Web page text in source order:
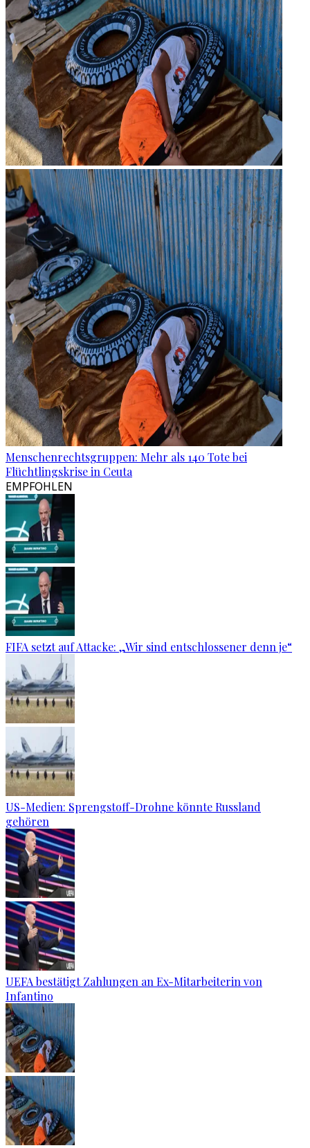
Menschenrechtsgruppen: Mehr als 140 Tote bei
Flüchtlingskrise in Ceuta
EMPFOHLEN
FIFA setzt auf Attacke: „Wir sind entschlossener denn je“
US-Medien: Sprengstoff-Drohne könnte Russland
gehören
UEFA bestätigt Zahlungen an Ex-Mitarbeiterin von
Infantino